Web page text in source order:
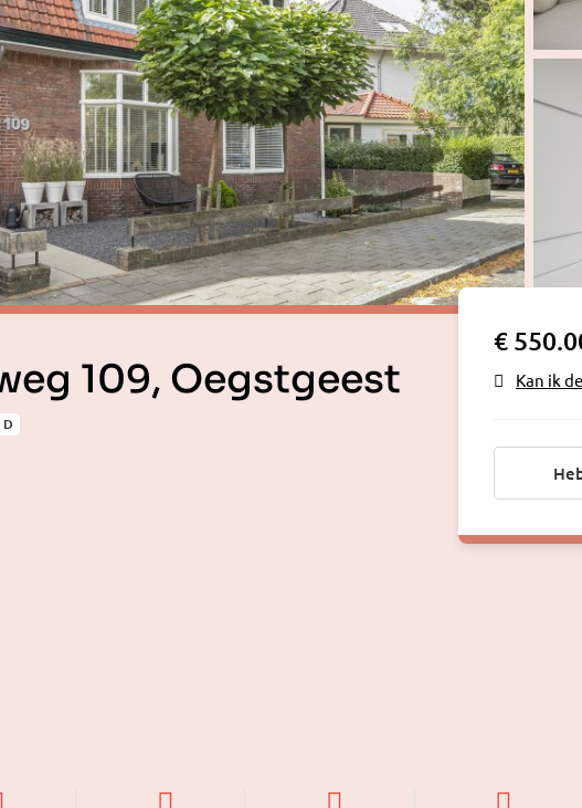
109, Oegstgeest
€
Kan ik